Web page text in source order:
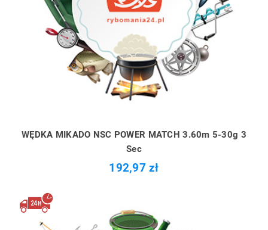
WĘDKA MIKADO NSC POWER MATCH 3.60m 5-30g 3
Sec
192,97 zł